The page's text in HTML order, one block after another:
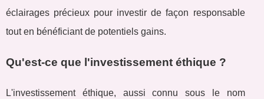
éclairages précieux pour investir de façon responsable
tout en bénéficiant de potentiels gains.
Qu'est-ce que l'investissement éthique ?
L'investissement éthique, aussi connu sous le nom